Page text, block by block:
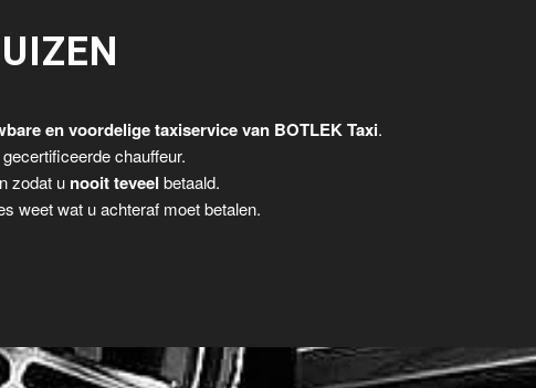
en voordelige taxiservice van BOTLEK Taxi.
chauffeur.
zodat u nooit teveel betaald.
weet wat u achteraf moet betalen.